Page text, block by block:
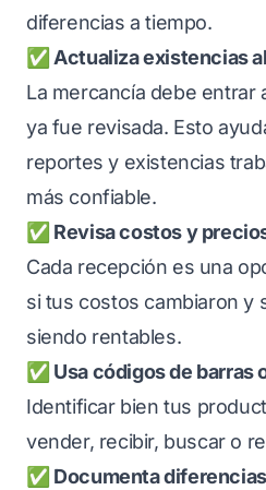
diferencias a tiempo.
✅ Actualiza existencias
La mercancía debe entrar
ya fue revisada. Esto
reportes y existencias
más confiable.
✅ Revisa costos y
Cada recepción es una
si tus costos cambiaron y
siendo rentables.
✅ Usa códigos de barras
Identificar bien tus
vender, recibir, buscar o
✅ Documenta